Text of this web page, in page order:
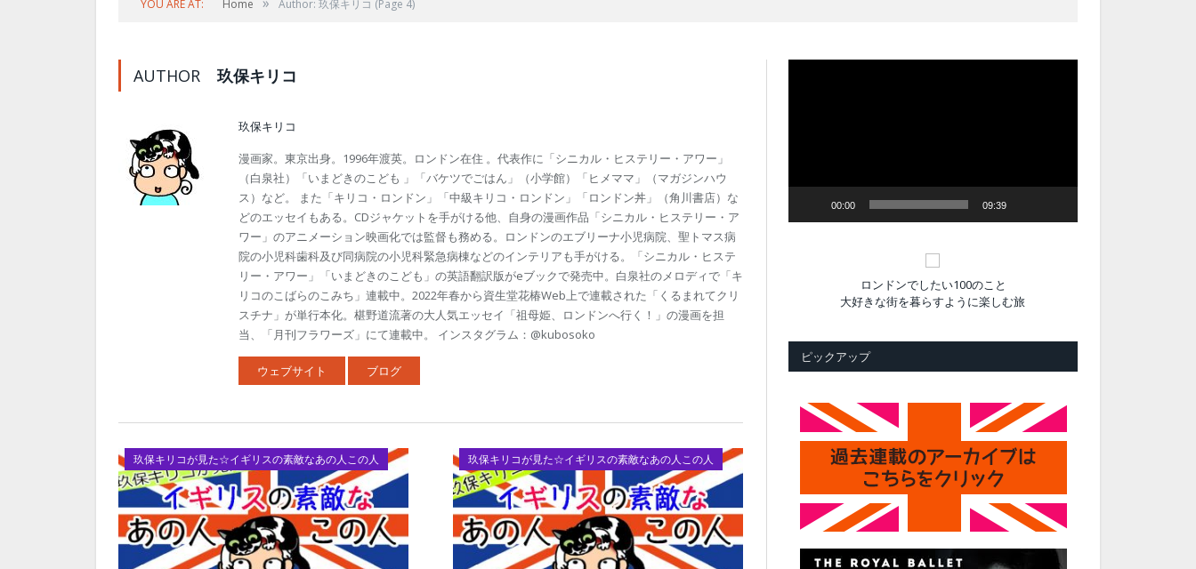
YOU ARE AT: Home Author: 玖保キリコ (Page 4)
AUTHOR 玖保キリコ
玖保キリコ
漫画家。東京出身。1996年渡英。ロンドン在住 。代表作に「シニカル・ヒステリー・アワー」
（白泉社）「いまどきのこども 」「バケツでごはん」（小学館）「ヒメママ」（マガジンハウ
ス）など。 また「キリコ・ロンドン」「中級キリコ・ロンドン」「ロンドン丼」（角川書店）な
どのエッセイもある。CDジャケットを手がける他、自身の漫画作品「シニカル・ヒステリー・ア
ワー」のアニメーション映画化では監督も務める。ロンドンのエブリーナ小児病院、聖トマス病
院の小児科歯科及び同病院の小児科緊急病棟などのインテリアも手がける。「シニカル・ヒステ
リー・アワー」「いまどきのこども」の英語翻訳版がeブックで発売中。白泉社のメロディで「キ
リコのこばらのこみち」連載中。2022年春から資生堂花椿Web上で連載された「くるまれてクリ
スチナ」が単行本化。椹野道流著の大人気エッセイ「祖母姫、ロンドンへ行く！」の漫画を担
当、「月刊フラワーズ」にて連載中。 インスタグラム：@kubosoko
ウェブサイト ブログ
玖保キリコが見た☆イギリスの素敵なあの人この人 玖保キリコが見た☆イギリスの素敵なあの人この人
00:00 09:39
ロンドンでしたい100のこと
大好きな街を暮らすように楽しむ旅
ピックアップ